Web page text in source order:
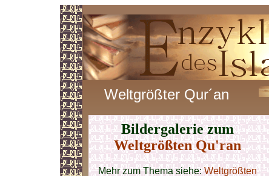
Weltgrößter Qur´an
Bildergalerie zum
Weltgrößten Qu'ran
Mehr zum Thema siehe:Weltgrößten